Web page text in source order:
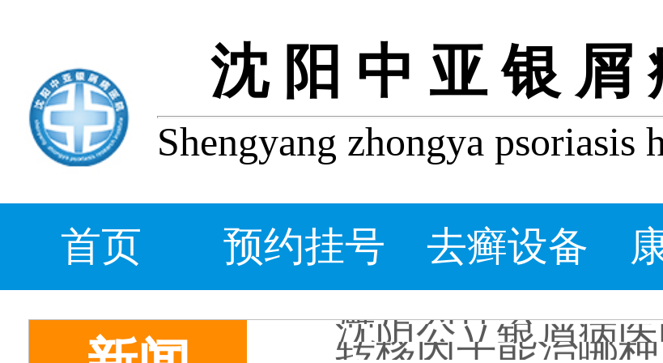
沈阳中亚银屑
Shengyang zhongya psoriasis
首页 预约挂号 去癣设备
牛皮皮癣会自己好
什么程度的银屑
牛皮癣患者能吃
牛皮癣掉皮屑掉
牛皮皮癣偏方-花
沈阳银屑病炎症
皮癣图片初期症
癣是为什么
沈阳公立银屑病
转移因子能治哪